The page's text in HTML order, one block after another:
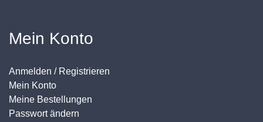
Mein Konto
Anmelden / Registrieren
Mein Konto
Meine Bestellungen
Passwort ändern